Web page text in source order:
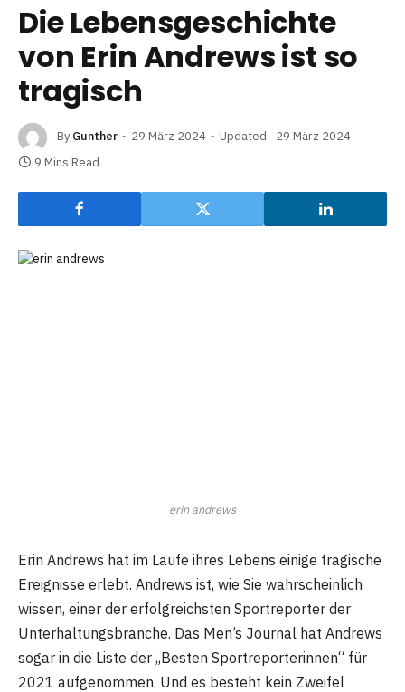
Die Lebensgeschichte
von Erin Andrews ist so
tragisch
By Gunther 29 März 2024 Updated: 29 März 2024
9 Mins Read
erin andrews
Erin Andrews hat im Laufe ihres Lebens einige tragische
Ereignisse erlebt. Andrews ist, wie Sie wahrscheinlich
wissen, einer der erfolgreichsten Sportreporter der
Unterhaltungsbranche. Das Men’s Journal hat Andrews
sogar in die Liste der „Besten Sportreporterinnen“ für
2021 aufgenommen. Und es besteht kein Zweifel